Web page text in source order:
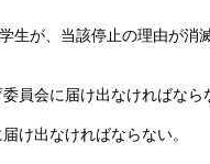
生が、当該停止の理由が
員会に届け出なければなら
け出なければならない。